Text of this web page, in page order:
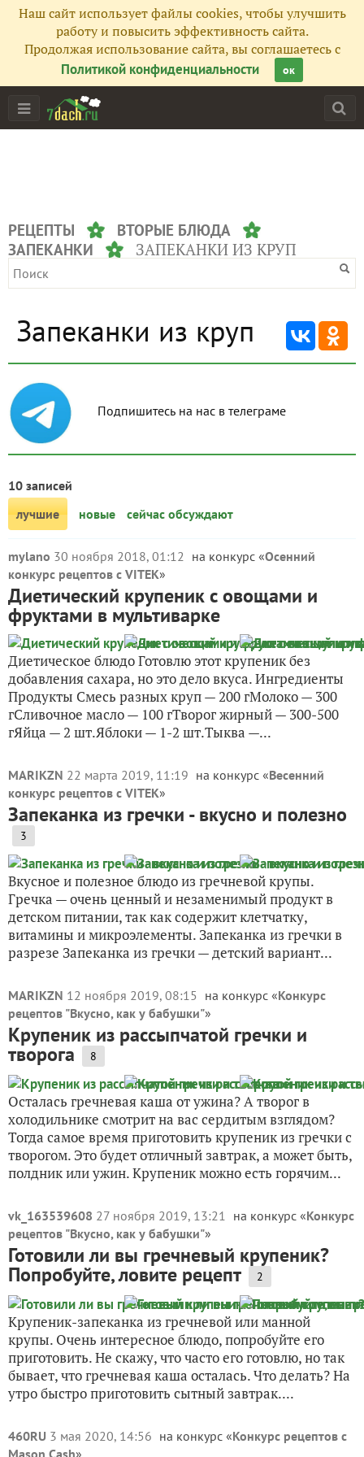
Наш сайт использует файлы cookies, чтобы улучшить
работу и повысить эффективность сайта.
Продолжая использование сайта, вы соглашаетесь с
Политикой конфиденциальности
ок
РЕЦЕПТЫ
ВТОРЫЕ БЛЮДА
ЗАПЕКАНКИ
ЗАПЕКАНКИ ИЗ КРУП
Запеканки из круп
Подпишитесь на нас в телеграме
10 записей
лучшие
новые сейчас обсуждают
mylano 30 ноября 2018, 01:12 на конкурс «Осенний
конкурс рецептов с VITEK»
Диетический крупеник с овощами и
фруктами в мультиварке
Диетическое блюдо Готовлю этот крупеник без
добавления сахара, но это дело вкуса. Ингредиенты
Продукты Смесь разных круп — 200 гМолоко — 300
гСливочное масло — 100 гТворог жирный — 300-500
гЯйца — 2 шт.Яблоки — 1-2 шт.Тыква —...
MARIKZN 22 марта 2019, 11:19 на конкурс «Весенний
конкурс рецептов с VITEK»
Запеканка из гречки - вкусно и полезно
3
Вкусное и полезное блюдо из гречневой крупы.
Гречка — очень ценный и незаменимый продукт в
детском питании, так как содержит клетчатку,
витамины и микроэлементы. Запеканка из гречки в
разрезе Запеканка из гречки — детский вариант...
MARIKZN 12 ноября 2019, 08:15 на конкурс «Конкурс
рецептов "Вкусно, как у бабушки"»
Крупеник из рассыпчатой гречки и
творога 8
Осталась гречневая каша от ужина? А творог в
холодильнике смотрит на вас сердитым взглядом?
Тогда самое время приготовить крупеник из гречки с
творогом. Это будет отличный завтрак, а может быть,
полдник или ужин. Крупеник можно есть горячим...
vk_163539608 27 ноября 2019, 13:21 на конкурс «Конкурс
рецептов "Вкусно, как у бабушки"»
Готовили ли вы гречневый крупеник?
Попробуйте, ловите рецепт 2
Крупеник-запеканка из гречневой или манной
крупы. Очень интересное блюдо, попробуйте его
приготовить. Не скажу, что часто его готовлю, но так
бывает, что гречневая каша осталась. Что делать? На
утро быстро приготовить сытный завтрак....
460RU 3 мая 2020, 14:56 на конкурс «Конкурс рецептов с
Mason Cash»